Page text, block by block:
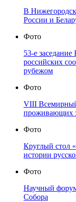
В
России и
Фото
53-е
российских
рубежом
Фото
VIII Всемирный
проживающих
Фото
Круглый стол
истории
Фото
Научный
Собора